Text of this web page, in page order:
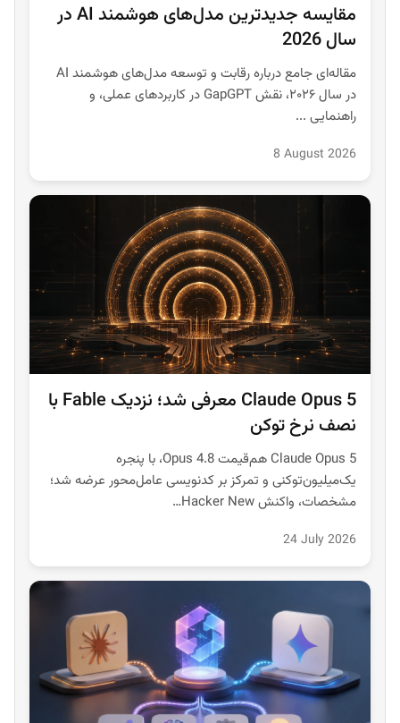
مقایسه جدیدترین مدل‌های هوشمند AI در
سال 2026
مقاله‌ای جامع درباره رقابت و توسعه مدل‌های هوشمند AI
در سال ۲۰۲۶، نقش GapGPT در کاربردهای عملی، و
راهنمایی ...
8 August 2026
Claude Opus 5 معرفی شد؛ نزدیک Fable با
نصف نرخ توکن
Claude Opus 5 هم‌قیمت Opus 4.8، با پنجره
یک‌میلیون‌توکنی و تمرکز بر کدنویسی عامل‌محور عرضه شد؛
مشخصات، واکنش Hacker New…
24 July 2026